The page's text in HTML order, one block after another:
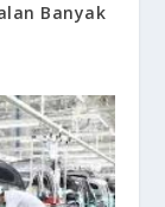
Banyak